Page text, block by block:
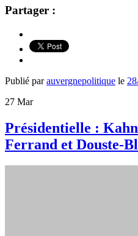
Partager :
Publié parauvergnepolitique le
27 Mar
Présidentielle :
Ferrand et Douste-